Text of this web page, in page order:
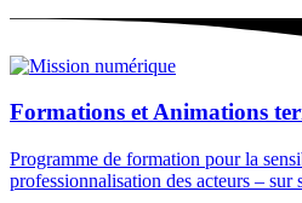
Formations et Animations
Programme de formation pour la
professionnalisation des acteurs – sur